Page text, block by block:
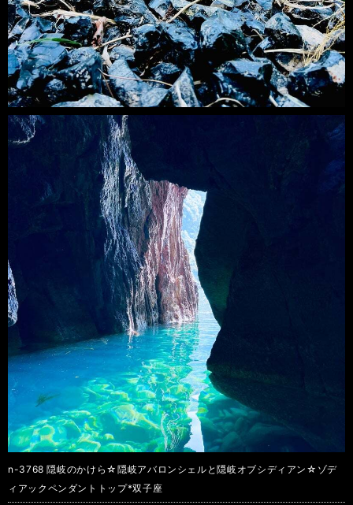
n-3768 隠岐のかけら☆隠岐アバロンシェルと隠岐オブシディアン☆ゾデ
ィアックペンダントトップ*双子座